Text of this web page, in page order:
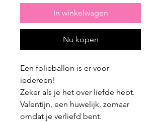
In winkelwagen
Nu kopen
Een folieballon is er voor
iedereen!
Zeker als je het over liefde hebt.
Valentijn, een huwelijk, zomaar
omdat je verliefd bent.